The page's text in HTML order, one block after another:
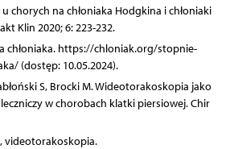
chorych na chłoniaka Hodgkina i chłoniaki
Klin 2020; 6: 223-232.
chłoniaka. https://chloniak.org/stopnie-
(dostęp: 10.05.2024).
S, Brocki M. Wideotorakoskopia jako
w chorobach klatki piersiowej. Chir
videotorakoskopia.